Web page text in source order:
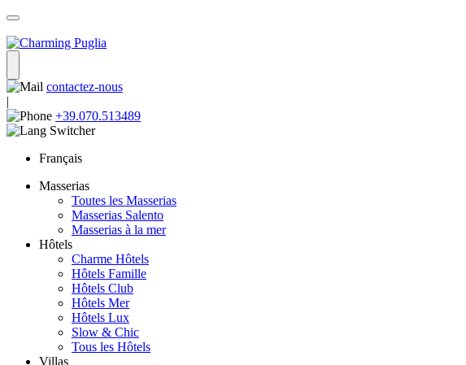
contactez-nous
|
+39.070.513489
Français
Masserias
Toutes les Masserias
Masserias Salento
Masserias à la mer
Hôtels
Charme Hôtels
Hôtels Famille
Hôtels Club
Hôtels Mer
Hôtels Lux
Slow & Chic
Tous les Hôtels
Villas